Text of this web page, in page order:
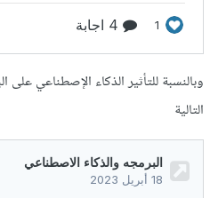
وبالنسبة للتأثير الذكاء الإصطناعي على
التالية